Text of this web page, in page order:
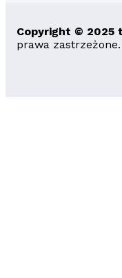
Copyright © 2025
prawa zastrzeżone.